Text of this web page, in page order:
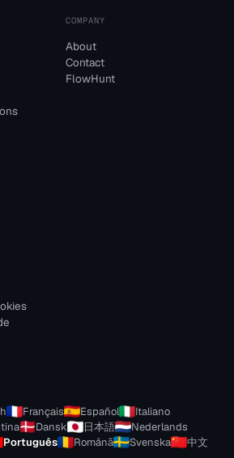
COMPANY
About
Contact
FlowHunt
Français Español
Italiano
Dansk 日本語
Nederlands
Português Română Svenska 中文